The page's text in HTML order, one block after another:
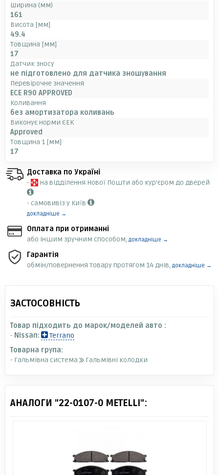
Ширина (мм)
161
Висота [мм]
49.4
Товщина [мм]
17
Датчик зносу
не підготовлено для датчика зношування
Перевірочне значення
ECE R90 APPROVED
Коливання
без амортизатора коливань
Виконує норми ЄЕК
Approved
Товщина 1 [мм]
17
Доставка по Україні
-
на відділення Нової Пошти або кур'єром до дверей
- самовивіз у Київ
докладніше →
Оплата при отриманні
або іншим зручним способом, докладніше →
Гарантія
обмін/повернення товару протягом 14 днів, докладніше →
ЗАСТОСОВНІСТЬ
Товар підходить до марок/моделей авто :
- Nissan:
Terrano
Товарна група:
- Гальмівна система
Гальмівні колодки
АНАЛОГИ "22-0107-0 METELLI":